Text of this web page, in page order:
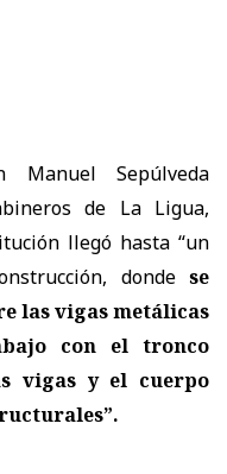
Sepúlveda
de La Ligua,
llegó hasta “un
donde se
las vigas metálicas
con el tronco
vigas y el cuerpo